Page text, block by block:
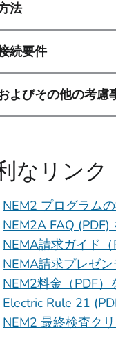
法
続要件
よびその他の考慮
なリンク
NEM2 プログラム
NEM2A FAQ (PDF)
NEMA請求ガイド
NEMA請求プレゼ
NEM2料金（PDF）
Electric Rule 21
NEM2 最終検査ク